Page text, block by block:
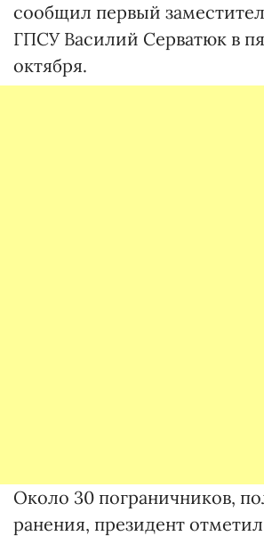
сообщил первый
ГПСУ Василий Серватюк в
октября.
Около 30 пограничников,
ранения, президент